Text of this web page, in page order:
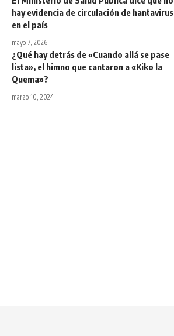
hay evidencia de circulación de hantavirus
en el país
mayo 7, 2026
¿Qué hay detrás de «Cuando allá se pase
lista», el himno que cantaron a «Kiko la
Quema»?
marzo 10, 2024